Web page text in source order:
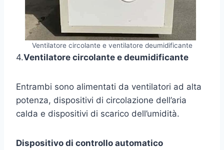
Ventilatore circolante e ventilatore deumidificante
4.Ventilatore circolante e deumidificante
Entrambi sono alimentati da ventilatori ad alta
potenza, dispositivi di circolazione dell’aria
calda e dispositivi di scarico dell’umidità.
Dispositivo di controllo automatico